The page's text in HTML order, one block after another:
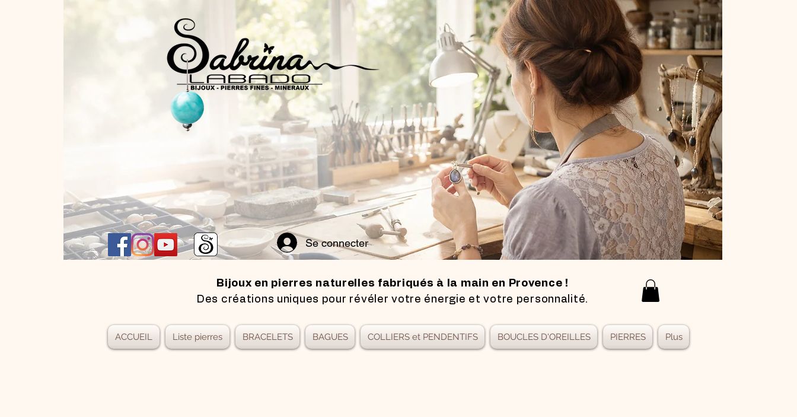
Se connecter
Bijoux en pierres naturelles fabriqués à la main en Provence !
Des créations uniques pour révéler votre énergie et votre personnalité.
ACCUEIL Liste pierres BRACELETS BAGUES COLLIERS et PENDENTIFS BOUCLES D'OREILLES PIERRES Plus